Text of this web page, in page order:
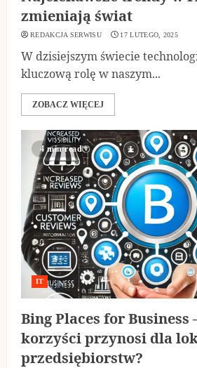
zmieniają świat
REDAKCJA SERWISU 17 LUTEGO, 2025
W dzisiejszym świecie
kluczową rolę w naszym...
ZOBACZ WIĘCEJ
4 min read
IT
Bing Places for Business
korzyści przynosi dla
przedsiębiorstw?